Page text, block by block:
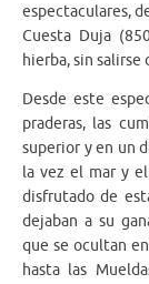
espectaculares,
Cuesta Duja
hierba, sin salirse
Desde este
praderas, las
superior y en un
la vez el mar y
disfrutado de
dejaban a su
que se ocultan
hasta las